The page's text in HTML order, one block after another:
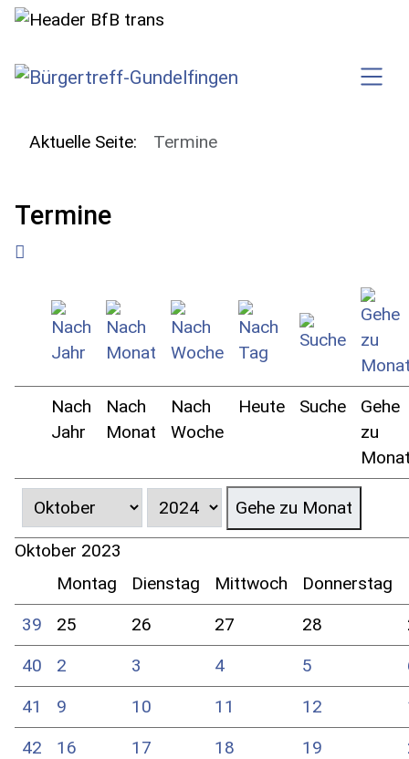
SKIP TO MAIN CONTENT
Aktuelle Seite: Termine
Termine
Nach
Jahr
Nach
Monat
Nach
Woche
Heute Suche
Gehe
zu
Gehe zu Monat
Oktober 2023
Montag
Dienstag Mittwoch Donnerstag
39
25 26 27 28
40
2 3 4 5
41
9 10 11 12
42
16 17 18 19